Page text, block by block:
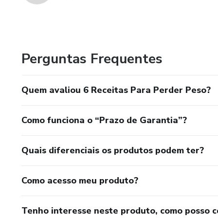
Perguntas Frequentes
Quem avaliou 6 Receitas Para Perder Peso?
Como funciona o “Prazo de Garantia”?
Quais diferenciais os produtos podem ter?
Como acesso meu produto?
Tenho interesse neste produto, como posso